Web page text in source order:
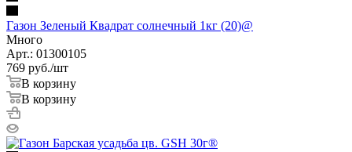
Газон Зеленый Квадрат солнечный 1кг (20)@
Много
Арт.: 01300105
769 руб./шт
В корзину
В корзину